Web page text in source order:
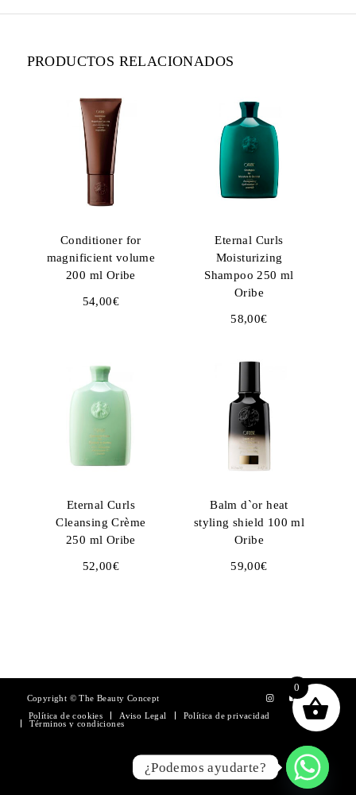
PRODUCTOS RELACIONADOS
Conditioner for
magnificient volume
200 ml Oribe
54,00€
Eternal Curls
Moisturizing
Shampoo 250 ml
Oribe
58,00€
Eternal Curls
Cleansing Crème
250 ml Oribe
52,00€
Balm d`or heat
styling shield 100 ml
Oribe
59,00€
Copyright © The Beauty Concept
Política de cookies
Aviso Legal
Política de privacidad
Términos y condiciones
0
¿Podemos ayudarte?